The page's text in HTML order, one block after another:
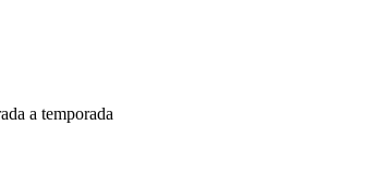
a temporada